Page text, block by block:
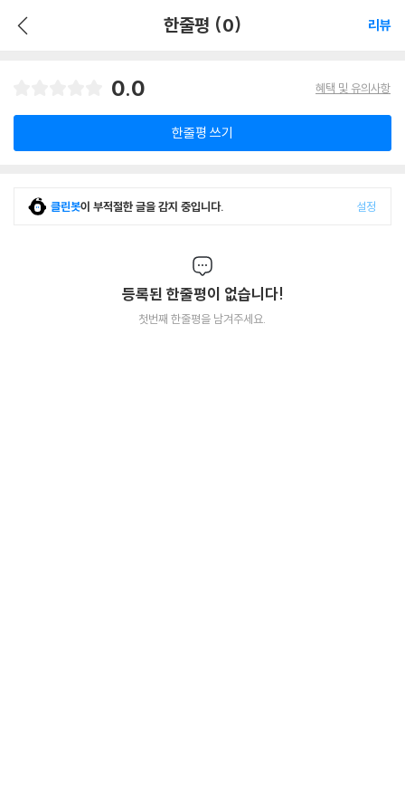
한줄평 (0) 리뷰
0.0 혜택 및 유의사항
한줄평 쓰기
클린봇이 부적절한 글을 감지 중입니다. 설정
등록된 한줄평이 없습니다!
첫번째 한줄평을 남겨주세요.